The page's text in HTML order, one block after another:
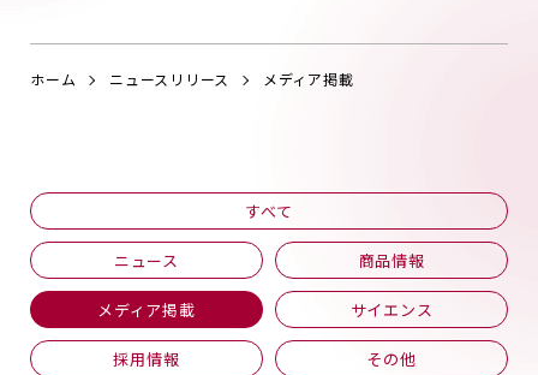
ホーム ニュースリリース メディア掲載
すべて
ニュース 商品情報
メディア掲載 サイエンス
採用情報 その他